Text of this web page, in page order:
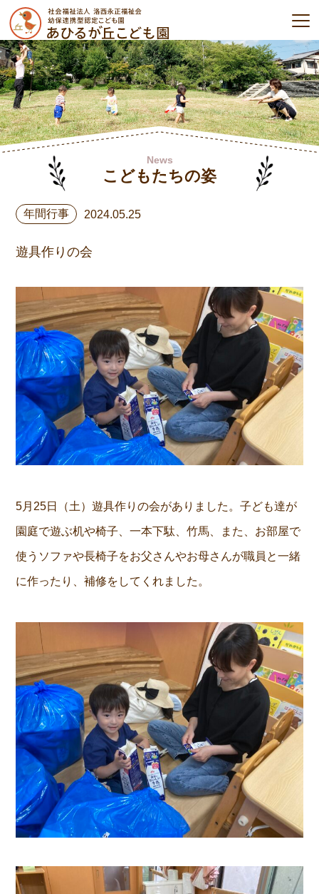
News
こどもたちの姿
年間行事 2024.05.25
遊具作りの会
5月25日（土）遊具作りの会がありました。子ども達が
園庭で遊ぶ机や椅子、一本下駄、竹馬、また、お部屋で
使うソファや長椅子をお父さんやお母さんが職員と一緒
に作ったり、補修をしてくれました。